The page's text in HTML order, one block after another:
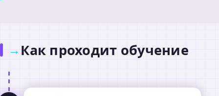
→ Как проходит обучение